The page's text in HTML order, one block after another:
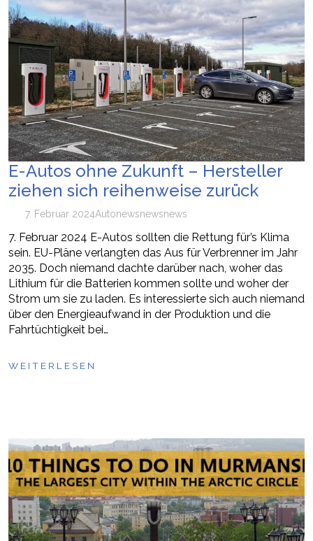
E-Autos ohne Zukunft – Hersteller
ziehen sich reihenweise zurück
7. Februar 2024Autonewsnewsnews
7. Februar 2024 E-Autos sollten die Rettung für’s Klima
sein. EU-Pläne verlangten das Aus für Verbrenner im Jahr
2035. Doch niemand dachte darüber nach, woher das
Lithium für die Batterien kommen sollte und woher der
Strom um sie zu laden. Es interessierte sich auch niemand
über den Energieaufwand in der Produktion und die
Fahrtüchtigkeit bei…
WEITERLESEN